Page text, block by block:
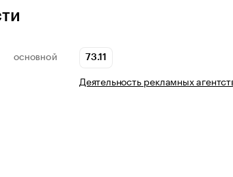
ОСНОВНОЙ 73.11
Деятельность рекламных